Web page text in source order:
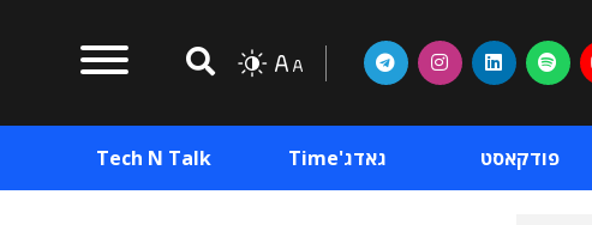
פודקאסט גאדג'Time Tech N Talk